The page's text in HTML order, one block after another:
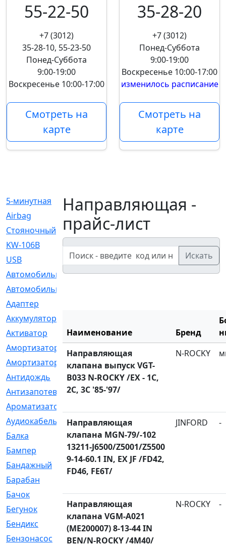
55-22-50
+7 (3012)
35-28-10, 55-23-50
Понед-Суббота
9:00-19:00
Воскресенье 10:00-17:00
Смотреть на
карте
35-28-20
+7 (3012)
Понед-Суббота
9:00-19:00
Воскресенье 10:00-17:00
изменилось расписание
Смотреть на
карте
5-минутная
[1]
Airbag
[18]
Cтояночный
[1]
KW-106B
[0]
USB
[6]
Автомобильное
[6]
Автомобильный
Адаптер
Аккумулятор
Активатор
[1]
Амортизатор
Амортизаторы
[21]
Антидождь
[1]
Антизапотеватель
[1]
Ароматизатор
Аудиокабель
[2]
Балка
[58]
Бампер
[137]
Бандажный
[6]
Барабан
Бачок
[40]
Бегунок
[21]
Бендикс
[26]
Бензонасос
[17]
Направляющая -
прайс-лист
Искать
Наименование Бренд
Направляющая
клапана выпуск VGT-
B033 N-ROCKY /EX - 1C,
2C, 3C '85-'97/
N-ROCKY
Направляющая
клапана MGN-79/-102
13211-J6500/Z5001/Z5500
9-14-60.1 IN, EX JF /FD42,
FD46, FE6T/
JINFORD -
Направляющая
клапана VGM-A021
(ME200007) 8-13-44 IN
BEN/N-ROCKY /4M40/
N-ROCKY -